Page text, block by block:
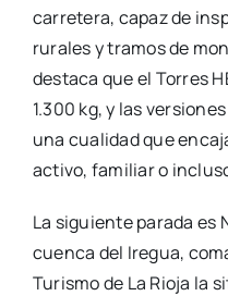
carretera, capaz de
rurales y tramos de
destaca que el Torres
1.300 kg, y las
una cualidad que
activo, familiar o
La siguiente parada es
cuenca del Iregua,
Turismo de La Rioja la